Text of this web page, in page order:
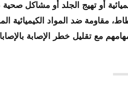
أو تهيج الجلد أو مشاكل صحية
مقاومة ضد المواد الكيميائية
مع تقليل خطر الإصابة